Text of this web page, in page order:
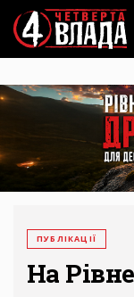
Перейти
до
основного
вмісту
ПУБЛІКАЦІЇ
На